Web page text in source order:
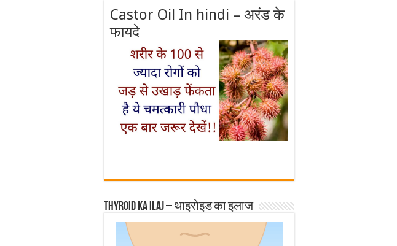
Castor Oil In hindi – अरंड के
फायदे
Thyroid ka ilaj – थाइरोइड का इलाज